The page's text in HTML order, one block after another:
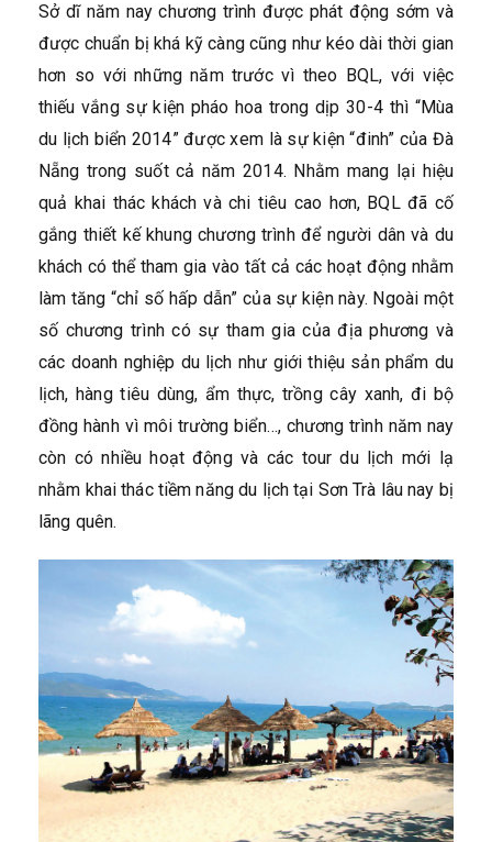
Sở dĩ năm nay chương trình được phát động sớm và
được chuẩn bị khá kỹ càng cũng như kéo dài thời gian
hơn so với những năm trước vì theo BQL, với việc
thiếu vắng sự kiện pháo hoa trong dịp 30-4 thì “Mùa
du lịch biển 2014” được xem là sự kiện “đinh” của Đà
Nẵng trong suốt cả năm 2014. Nhằm mang lại hiệu
quả khai thác khách và chi tiêu cao hơn, BQL đã cố
gắng thiết kế khung chương trình để người dân và du
khách có thể tham gia vào tất cả các hoạt động nhằm
làm tăng “chỉ số hấp dẫn” của sự kiện này. Ngoài một
số chương trình có sự tham gia của địa phương và
các doanh nghiệp du lịch như giới thiệu sản phẩm du
lịch, hàng tiêu dùng, ẩm thực, trồng cây xanh, đi bộ
đồng hành vì môi trường biển…, chương trình năm nay
còn có nhiều hoạt động và các tour du lịch mới lạ
nhằm khai thác tiềm năng du lịch tại Sơn Trà lâu nay bị
lãng quên.